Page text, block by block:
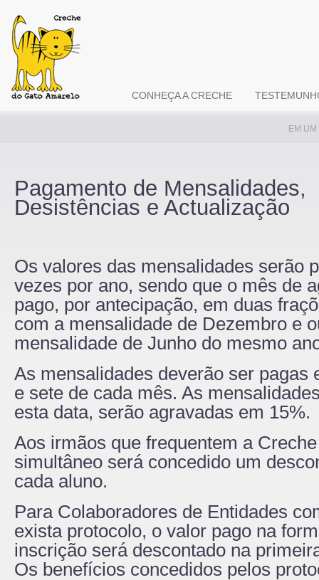
CONHEÇA A CRECHE
EM
Pagamento de Mensalidades,
Desistências e Actualização
Os valores das mensalidades serão
vezes por ano, sendo que o mês de
pago, por antecipação, em duas
com a mensalidade de Dezembro e
mensalidade de Junho do mesmo
As mensalidades deverão ser pagas
e sete de cada mês. As
esta data, serão agravadas em 15%.
Aos irmãos que frequentem a
simultâneo será concedido um
cada aluno.
Para Colaboradores de Entidades
exista protocolo, o valor pago na
inscrição será descontado na
Os benefícios concedidos pelos